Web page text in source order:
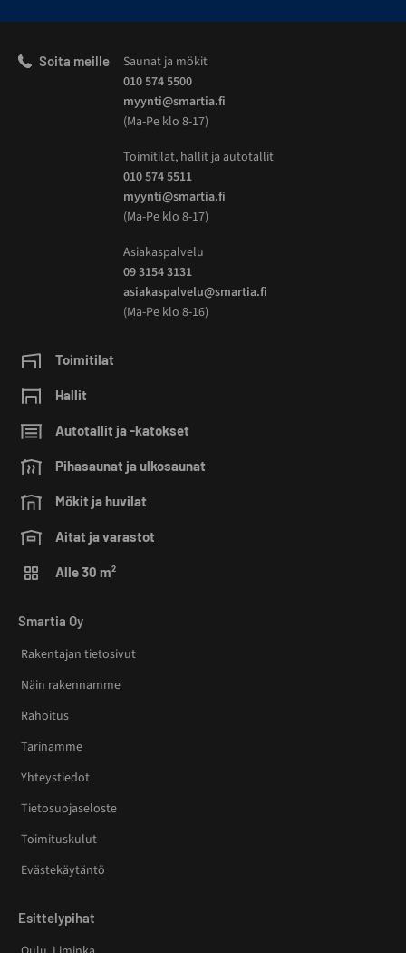
Soita meille
Saunat ja mökit
010 574 5500
myynti@smartia.fi
(Ma-Pe klo 8-17)
Toimitilat, hallit ja autotallit
010 574 5511
myynti@smartia.fi
(Ma-Pe klo 8-17)
Asiakaspalvelu
09 3154 3131
asiakaspalvelu@smartia.fi
(Ma-Pe klo 8-16)
Toimitilat
Hallit
Autotallit ja -katokset
Pihasaunat ja ulkosaunat
Mökit ja huvilat
Aitat ja varastot
Alle 30 m²
Smartia Oy
Rakentajan tietosivut
Näin rakennamme
Rahoitus
Tarinamme
Yhteystiedot
Tietosuojaseloste
Toimituskulut
Evästekäytäntö
Esittelypihat